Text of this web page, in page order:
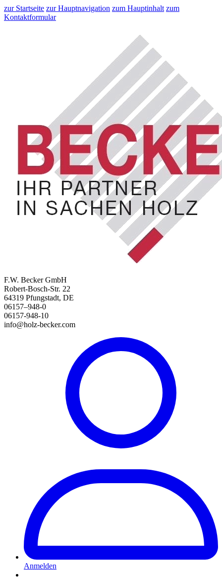
zur Startseite zur Hauptnavigation zum Hauptinhalt zum
Kontaktformular
F.W. Becker GmbH
Robert-Bosch-Str. 22
64319 Pfungstadt, DE
06157–948-0
06157-948-10
info@holz-becker.com
Anmelden